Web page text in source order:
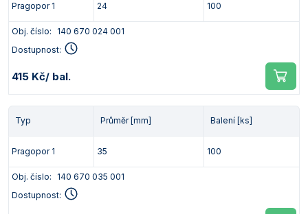
Pragopor 1 24 100
Obj. číslo:
140 670 024 001
Dostupnost:
415 Kč/ bal.
Typ Průměr [mm] Balení [ks]
Pragopor 1 35 100
Obj. číslo:
140 670 035 001
Dostupnost: